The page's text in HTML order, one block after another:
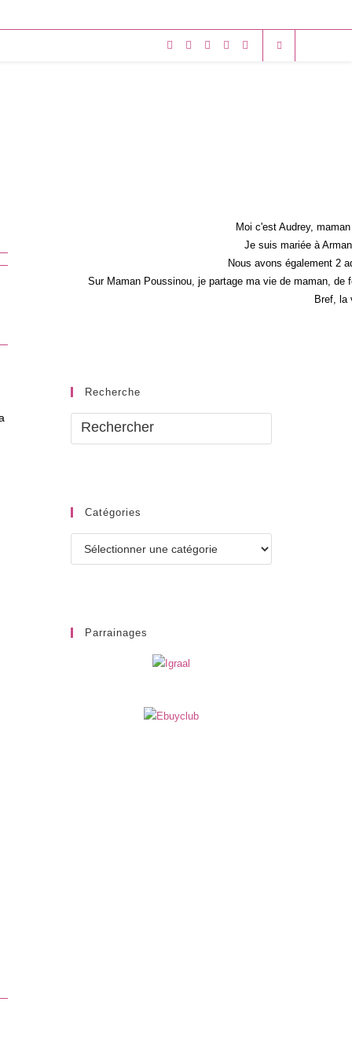
Moi c'est Audrey,
Je suis mariée à
Nous avons également 2
Sur Maman Poussinou, je partage ma vie de maman,
Bref, la
Recherche
Catégories
Parrainages